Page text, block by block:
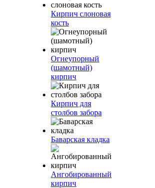
Кирпич слоновая
кость
Огнеупорный
(шамотный)
кирпич
Кирпич для
столбов забора
Баварская кладка
Ангобированный
кирпич